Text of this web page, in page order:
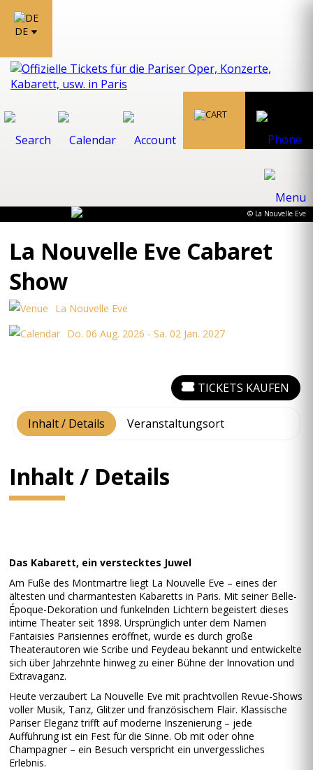
DE
© La Nouvelle Eve
La Nouvelle Eve Cabaret
Show
La Nouvelle Eve
Do. 06 Aug. 2026 - Sa. 02 Jan. 2027
Inhalt / Details Veranstaltungsort
TICKETS KAUFEN
Inhalt / Details
Das Kabarett, ein verstecktes Juwel
Am Fuße des Montmartre liegt La Nouvelle Eve – eines der
ältesten und charmantesten Kabaretts in Paris. Mit seiner Belle-
Époque-Dekoration und funkelnden Lichtern begeistert dieses
intime Theater seit 1898. Ursprünglich unter dem Namen
Fantaisies Parisiennes eröffnet, wurde es durch große
Theaterautoren wie Scribe und Feydeau bekannt und entwickelte
sich über Jahrzehnte hinweg zu einer Bühne der Innovation und
Extravaganz.
Heute verzaubert La Nouvelle Eve mit prachtvollen Revue-Shows
voller Musik, Tanz, Glitzer und französischem Flair. Klassische
Pariser Eleganz trifft auf moderne Inszenierung – jede
Aufführung ist ein Fest für die Sinne. Ob mit oder ohne
Champagner – ein Besuch verspricht ein unvergessliches
Erlebnis.